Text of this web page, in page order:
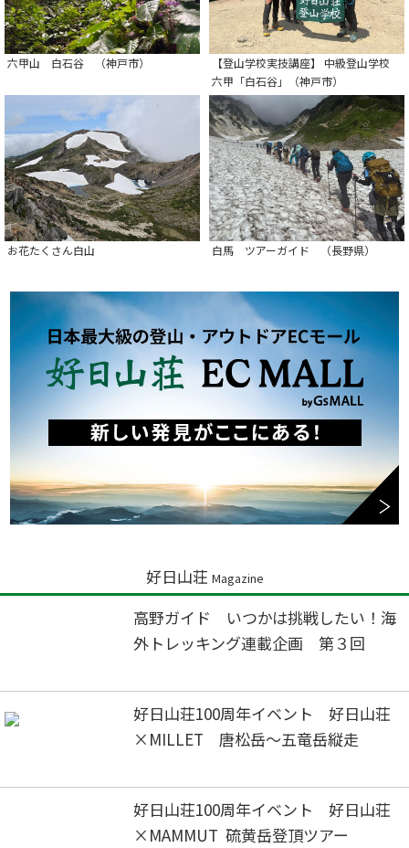
六甲山 白石谷 （神戸市）
【登山学校実技講座】 中級登山学校
六甲「白石谷」（神戸市）
お花たくさん白山 白馬 ツアーガイド （長野県）
好日山荘 Magazine
高野ガイド いつかは挑戦したい！海
外トレッキング連載企画 第３回
好日山荘100周年イベント 好日山荘
×MILLET 唐松岳～五竜岳縦走
好日山荘100周年イベント 好日山荘
×MAMMUT 硫黄岳登頂ツアー